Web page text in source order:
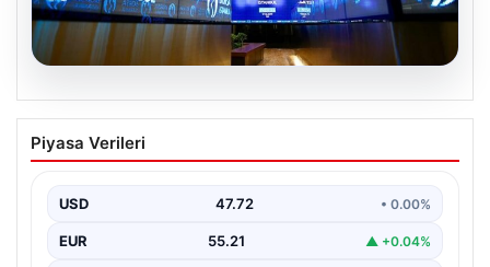
09.08.2026
Yatırım araçlarının haftalık performansı
nasıl oldu?
Piyasa Verileri
USD 47.72 • 0.00%
EUR 55.21 ▲ +0.04%